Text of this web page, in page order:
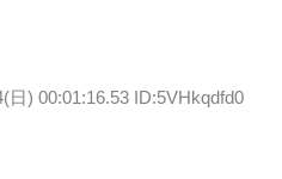
日) 00:01:16.53 ID:5VHkqdfd0